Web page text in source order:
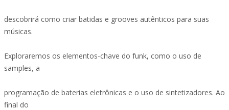
descobrirá como criar batidas e grooves autênticos para suas
músicas.
Exploraremos os elementos-chave do funk, como o uso de
samples, a
programação de baterias eletrônicas e o uso de sintetizadores. Ao
final do